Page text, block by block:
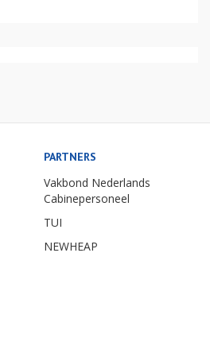
PARTNERS
Vakbond Nederlands
Cabinepersoneel
TUI
NEWHEAP